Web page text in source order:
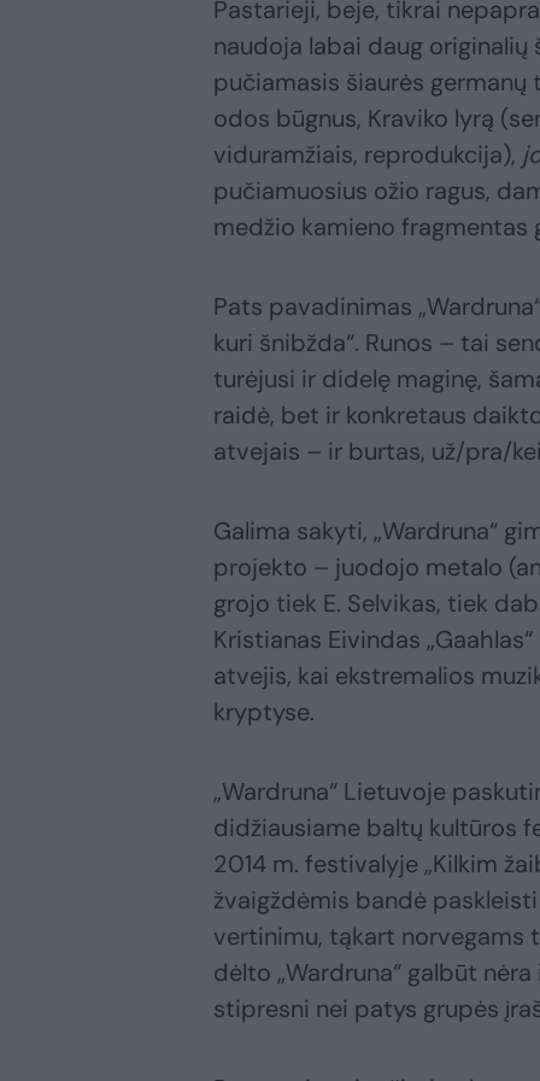
Pastarieji, beje, tikrai
naudoja labai daug
pučiamasis šiaurės
odos būgnus, Kraviko lyrą
viduramžiais, reprodukcija),
pučiamuosius ožio ragus,
medžio kamieno
Pats pavadinimas
kuri šnibžda“. Runos – tai
turėjusi ir didelę maginę,
raidė, bet ir konkretaus
atvejais – ir burtas, už/pra/
Galima sakyti, „Wardruna“
projekto – juodojo metalo
grojo tiek E. Selvikas, tiek
Kristianas Eivindas
atvejis, kai ekstremalios
kryptyse.
„Wardruna“ Lietuvoje
didžiausiame baltų kultūros
2014 m. festivalyje „Kilkim
žvaigždėmis bandė
vertinimu, tąkart norvegams
dėlto „Wardruna“ galbūt
stipresni nei patys grupės